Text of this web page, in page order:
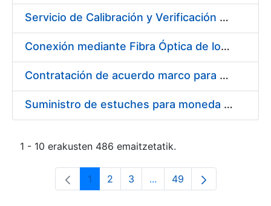
Servicio de Calibración y Verificación Externa de los Equipos de Medición del Servicio de Prevención de la FNMT-RCM
Conexión mediante Fibra Óptica de los Centros de Proceso de Datos (CPDs) de las sedes de la FNMT-RCM de Burgos y Madrid
Contratación de acuerdo marco para el Suministro de Material de Electricidad para la Fábrica Nacional de Moneda y Timbre-Real Casa de la Moneda en su centro de trabajo de Burgos
Suministro de estuches para moneda de 30 €
1 - 10 erakusten 486 emaitzetatik.
Orrialdea
1 Orrialdea
2 Orrialdea
3 ...Intermediate Pages Use
Orrialdea
49